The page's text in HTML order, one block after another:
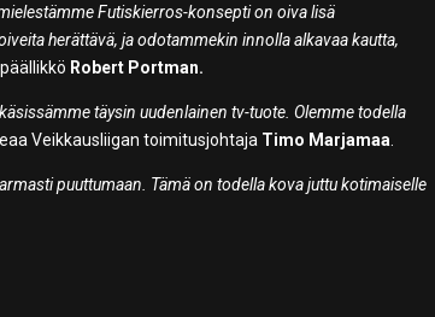
Futiskierros-konsepti on oiva lisä
herättävä, ja odotammekin innolla alkavaa kautta,
Robert Portman.
täysin uudenlainen tv-tuote. Olemme todella
Veikkausliigan toimitusjohtaja Timo Marjamaa.
puuttumaan. Tämä on todella kova juttu kotimaiselle